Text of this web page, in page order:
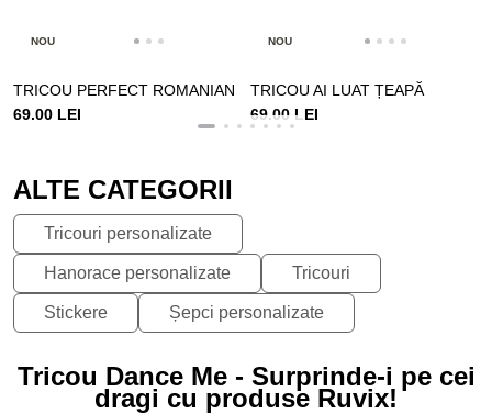
NOU
TRICOU PERFECT ROMANIAN
69.00 LEI
NOU
TRICOU AI LUAT ȚEAPĂ
69.00 LEI
ALTE CATEGORII
Tricouri personalizate
Hanorace personalizate Tricouri
Stickere Șepci personalizate
Tricou Dance Me - Surprinde-i pe cei
dragi cu produse Ruvix!